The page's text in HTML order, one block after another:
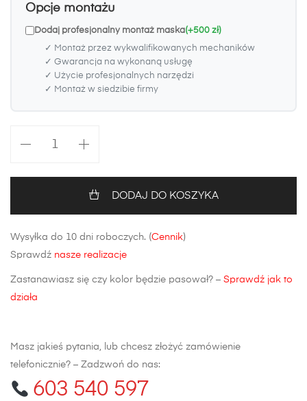
Opcje montażu
Dodaj profesjonalny montaż maska(+500 zł)
✓ Montaż przez wykwalifikowanych mechaników
✓ Gwarancja na wykonaną usługę
✓ Użycie profesjonalnych narzędzi
✓ Montaż w siedzibie firmy
W245
DODAJ DO KOSZYKA
Wysyłka do 10 dni roboczych. (Cennik)
Sprawdź nasze realizacje
Zastanawiasz się czy kolor będzie pasował? – Sprawdź jak to
działa
Masz jakieś pytania, lub chcesz złożyć zamówienie
telefonicznie? – Zadzwoń do nas:
603 540 597